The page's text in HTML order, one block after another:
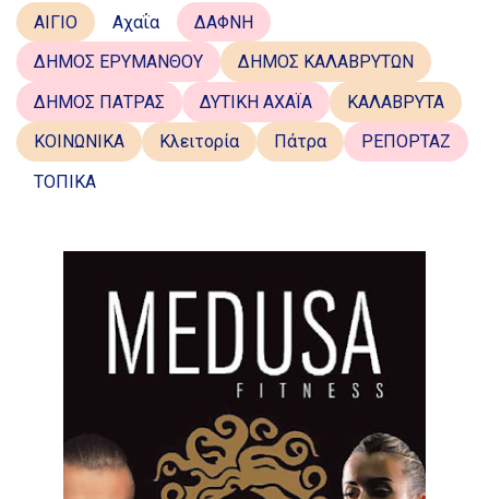
ΑΙΓΙΟ Αχαΐα
ΔΑΦΝΗ
ΔΗΜΟΣ ΕΡΥΜΑΝΘΟΥ
ΔΗΜΟΣ ΚΑΛΑΒΡΥΤΩΝ
ΔΗΜΟΣ ΠΑΤΡΑΣ
ΔΥΤΙΚΗ ΑΧΑΪΑ
ΚΑΛΑΒΡΥΤΑ
ΚΟΙΝΩΝΙΚΑ
Κλειτορία Πάτρα
ΡΕΠΟΡΤΑΖ
ΤΟΠΙΚΑ